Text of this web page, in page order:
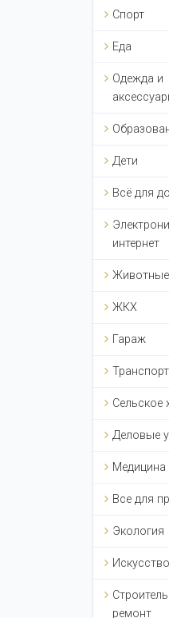
Спорт
Еда
Одежда и
Дети
Всё для
интернет
Животные
ЖКХ
Гараж
Транспорт
Сельское
Деловые
Медицина
Все для
Экология
Искусство
ремонт